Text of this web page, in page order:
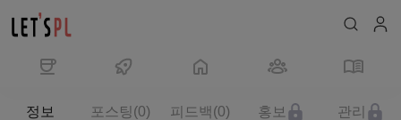
정보 포스팅(0) 피드백 (0) 홍보 관리